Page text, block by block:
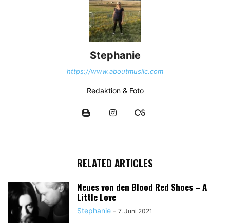
Stephanie
https://www.aboutmusiic.com
Redaktion & Foto
RELATED ARTICLES
Neues von den Blood Red Shoes – A
Little Love
Stephanie - 7. Juni 2021